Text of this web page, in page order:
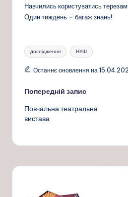
Навчились користуватись
Один тиждень – багаж знань!
Позначки:
дослідження НУШ
Останнє оновлення на
Навігація
по
Попередній запис
Повчальна театральна
вистава